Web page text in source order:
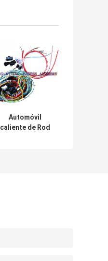
Automóvil
caliente de Rod